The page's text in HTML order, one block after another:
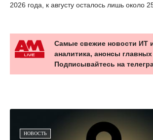
2026 года, к августу осталось лишь около
Самые свежие новости ИТ
аналитика, анонсы
Подписывайтесь на
НОВОСТЬ